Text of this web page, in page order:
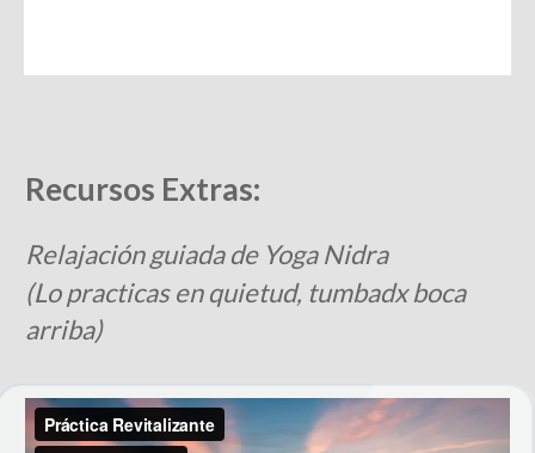
Recursos Extras:
Relajación guiada de Yoga Nidra
(Lo practicas en quietud, tumbadx boca
arriba)